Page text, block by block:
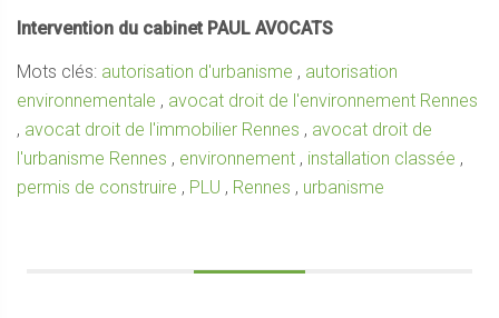
Intervention du cabinet PAUL AVOCATS
Mots clés: autorisation d'urbanisme , autorisation
environnementale , avocat droit de l'environnement Rennes
, avocat droit de l'immobilier Rennes , avocat droit de
l'urbanisme Rennes , environnement , installation classée ,
permis de construire , PLU , Rennes , urbanisme